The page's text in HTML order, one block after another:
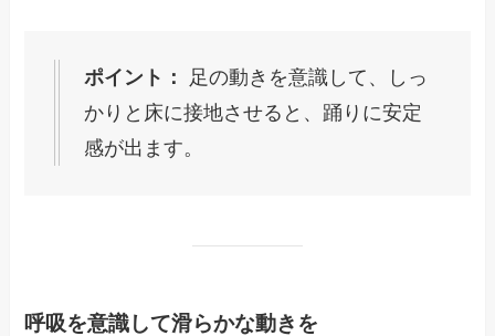
ポイント：
足の動きを意識して、しっ
かりと床に接地させると、踊りに安定
感が出ます。
呼吸を意識して滑らかな動きを